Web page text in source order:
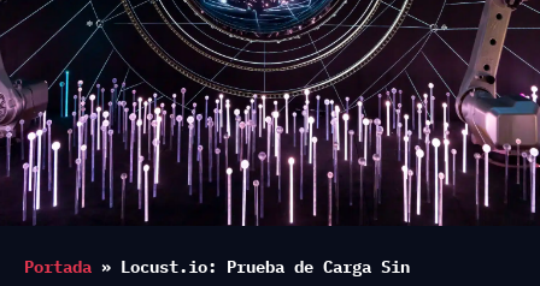
Portada » Locust.io: Prueba de Carga Sin